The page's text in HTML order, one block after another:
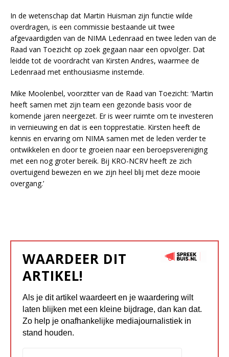
In de wetenschap dat Martin Huisman zijn functie wilde
overdragen, is een commissie bestaande uit twee
afgevaardigden van de NIMA Ledenraad en twee leden van de
Raad van Toezicht op zoek gegaan naar een opvolger. Dat
leidde tot de voordracht van Kirsten Andres, waarmee de
Ledenraad met enthousiasme instemde.
Mike Moolenbel, voorzitter van de Raad van Toezicht: ‘Martin
heeft samen met zijn team een gezonde basis voor de
komende jaren neergezet. Er is weer ruimte om te investeren
in vernieuwing en dat is een topprestatie. Kirsten heeft de
kennis en ervaring om NIMA samen met de leden verder te
ontwikkelen en door te groeien naar een beroepsvereniging
met een nog groter bereik. Bij KRO-NCRV heeft ze zich
overtuigend bewezen en we zijn heel blij met deze mooie
overgang.’
WAARDEER DIT
ARTIKEL!
Als je dit artikel waardeert en je waardering wilt
laten blijken met een kleine bijdrage, dan kan dat.
Zo help je onafhankelijke mediajournalistiek in
stand houden.